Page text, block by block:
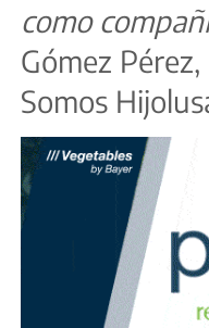
como
Gómez
Somos